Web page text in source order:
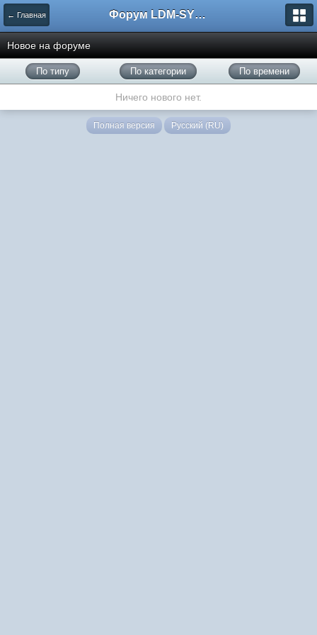
← Главная Форум LDM-SYSTEMS
Новое на форуме
По типу По категории По времени
Ничего нового нет.
Полная версия Русский (RU)